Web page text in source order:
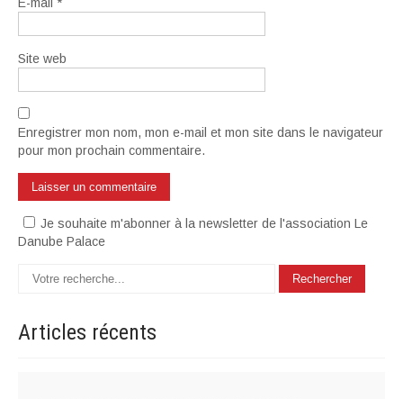
E-mail *
Site web
Enregistrer mon nom, mon e-mail et mon site dans le navigateur
pour mon prochain commentaire.
Je souhaite m'abonner à la newsletter de l'association Le
Danube Palace
Articles récents